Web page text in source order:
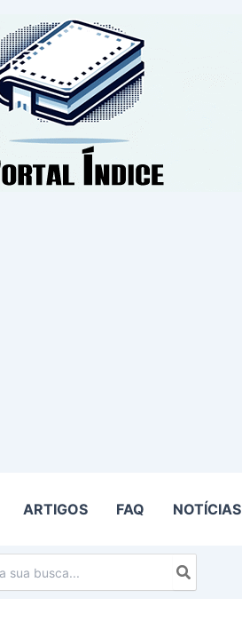
ARTIGOS FAQ NOTÍCIAS